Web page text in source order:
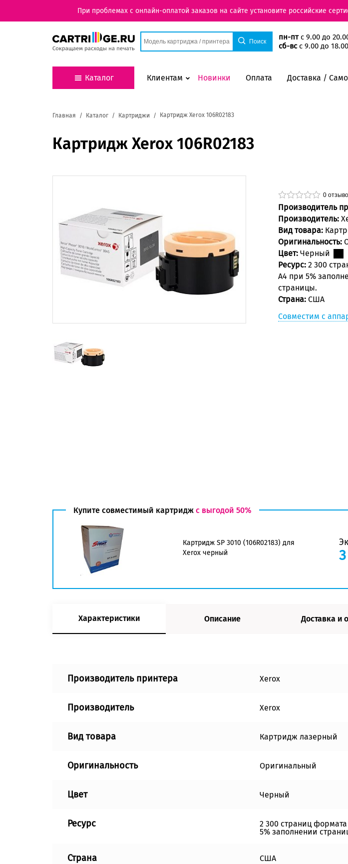
При проблемах с онлайн-оплатой заказов на сайте установите российские
пн-птс 9.00 до
сб-всс 9.00 до 18.00
Каталог Клиентам Новинки Оплата Доставка /
Главная Каталог Картриджи Картридж Xerox 106R02183
Картридж Xerox 106R02183
0
Производитель
Производитель:
Вид товара:
Оригинальность:
Цвет: Черный
Ресурс: 2 300
А4 при 5%
страницы.
Страна: США
Совместим с
Купите совместимый картридж с выгодой 50%
Картридж SP 3010 (106R02183) для
Xerox черный
Характеристики Описание Доставка и
Производитель принтера Xerox
Производитель Xerox
Вид товара Картридж лазерный
Оригинальность Оригинальный
Цвет Черный
Ресурс
2 300 страниц
5% заполнении
Страна США